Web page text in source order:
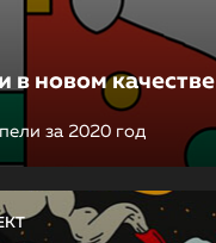
в новом качестве
за 2020 год